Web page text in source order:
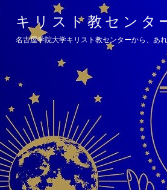
キリスト教センタ
名古屋学院大学キリスト教センターから、あ